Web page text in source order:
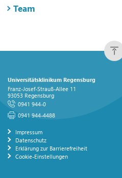
Team
Universitätsklinikum Regensburg
Franz-Josef-Strauß-Allee 11
93053 Regensburg
0941 944-0
0941 944-4488
Impressum
Datenschutz
Erklärung zur Barrierefreiheit
Cookie-Einstellungen